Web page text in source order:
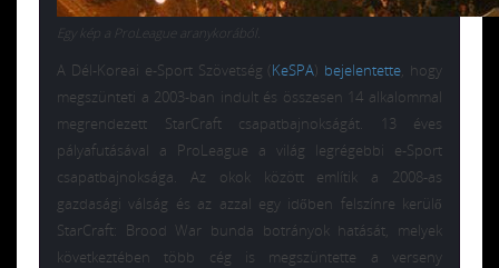
Egy kép a ProLeague aranykorából.
A Dél-Koreai e-Sport Szövetség (KeSPA) bejelentette, hogy
megszünteti a 2003-ban indult és összesen 14 alkalommal
megrendezett StarCraft csapatbajnokságát. 13 éves
pályafutásával a ProLeague a világ legrégebbi e-Sport
csapatbajnoksága. Az okok között említik a 2008-as
gazdasági válság és az azzal egy időben felszínre kerülő
StarCraft: Brood War bunda botrányok hatását, melyek
következtében több cég is megszüntette a verseny